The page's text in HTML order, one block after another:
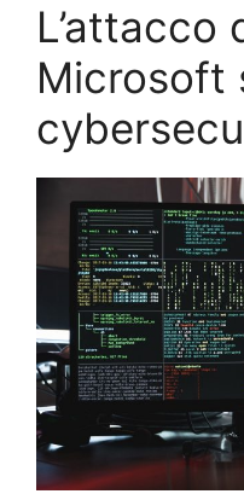
L’attacco
Microsoft